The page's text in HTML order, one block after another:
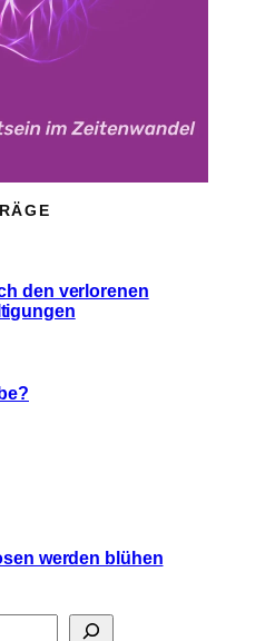
den verlorenen
werden blühen